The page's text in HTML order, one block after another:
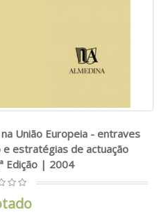
União Europeia - entraves
estratégias de actuação
Edição | 2004